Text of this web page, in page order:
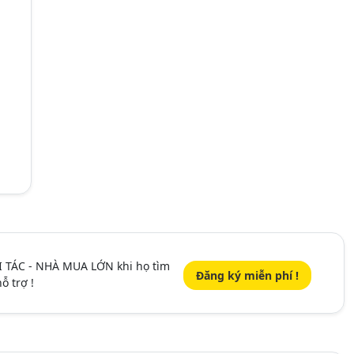
- NHÀ MUA LỚN khi họ tìm
trợ !
Đăng ký miễn phí !